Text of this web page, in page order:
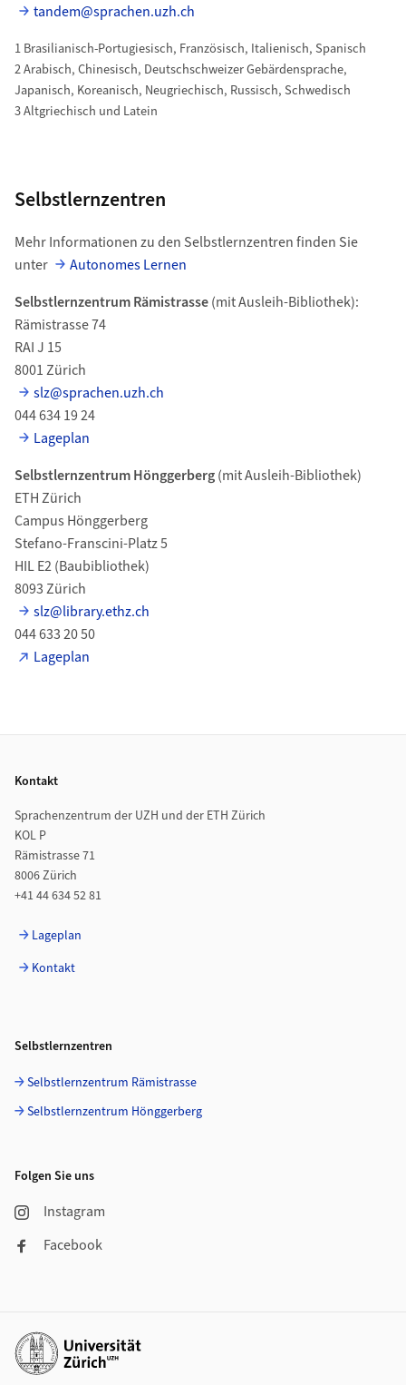
tandem@sprachen.uzh.ch
1 Brasilianisch-Portugiesisch, Französisch, Italienisch, Spanisch
2 Arabisch, Chinesisch, Deutschschweizer Gebärdensprache,
Japanisch, Koreanisch, Neugriechisch, Russisch, Schwedisch
3 Altgriechisch und Latein
Selbstlernzentren
Mehr Informationen zu den Selbstlernzentren finden Sie
unter
Autonomes Lernen
Selbstlernzentrum Rämistrasse(mit Ausleih-Bibliothek):
Rämistrasse 74
RAI J 15
8001 Zürich
slz@sprachen.uzh.ch
044 634 19 24
Lageplan
Selbstlernzentrum Hönggerberg(mit Ausleih-Bibliothek)
ETH Zürich
Campus Hönggerberg
Stefano-Franscini-Platz 5
HIL E2 (Baubibliothek)
8093 Zürich
slz@library.ethz.ch
044 633 20 50
Lageplan
Kontakt
Sprachenzentrum der UZH und der ETH Zürich
KOL P
Rämistrasse 71
8006 Zürich
+41 44 634 52 81
Lageplan
Kontakt
Selbstlernzentren
Selbstlernzentrum Rämistrasse
Selbstlernzentrum Hönggerberg
Folgen Sie uns
Instagram
Facebook
Weiterführende Links